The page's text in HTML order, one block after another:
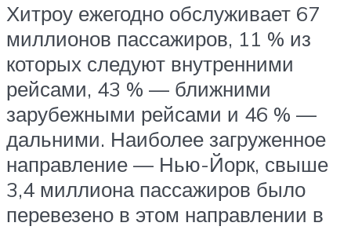
Хитроу ежегодно обслуживает 67
миллионов пассажиров, 11 % из
которых следуют внутренними
рейсами, 43 % — ближними
зарубежными рейсами и 46 % —
дальними. Наиболее загруженное
направление — Нью-Йорк, свыше
3,4 миллиона пассажиров было
перевезено в этом направлении в